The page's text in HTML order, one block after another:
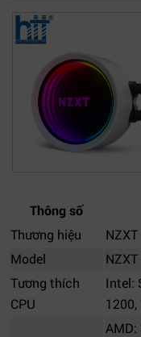
Thông số
Thương hiệu
NZXT
Model
Tương thích
CPU
Intel:
1200,
AMD: